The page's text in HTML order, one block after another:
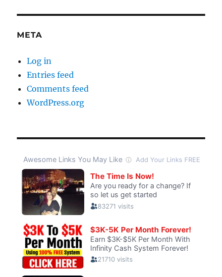
META
Log in
Entries feed
Comments feed
WordPress.org